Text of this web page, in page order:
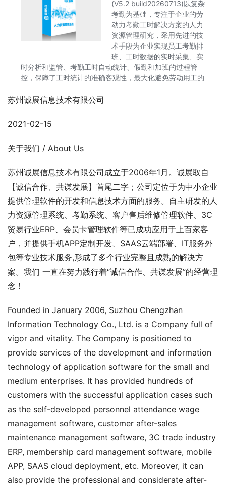
苏州诚展信息技术有限公司
2021-02-15
关于我们 / About Us
苏州诚展信息技术有限公司成立于2006年1月。诚展取自
【诚信合作、共谋发展】首尾二字；公司定位于为中小企业
提供管理软件的开发和信息技术方面的服务。自主研发的人
力资源管理系统、考勤系统、客户售后维修管理软件、3C
贸易行业ERP、会员卡管理软件等已成功应用于上百家客
户，并提供手机APP定制开发、SAAS云端部署、IT服务外
包等专业技术服务,形成了多个行业完整且成熟的解决方
案。我们 一直在努力践行着“诚信合作、共谋发展”的经营理
念！
Founded in January 2006, Suzhou Chengzhan
Information Technology Co., Ltd. is a Company full of
vigor and vitality. The Company is positioned to
provide services of the development and information
technology of application software for the small and
medium enterprises. It has provided hundreds of
customers with the successful application cases such
as the self-developed personnel attendance wage
management software, customer after-sales
maintenance management software, 3C trade industry
ERP, membership card management software, mobile
APP, SAAS cloud deployment, etc. Moreover, it can
also provide the professional and considerate after-